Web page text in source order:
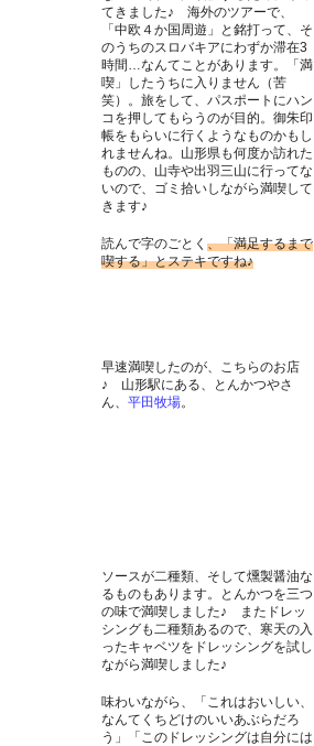
てきました♪ 海外のツアーで、
「中欧４か国周遊」と銘打って、そ
のうちのスロバキアにわずか滞在3
時間…なんてことがあります。「満
喫」したうちに入りません（苦
笑）。旅をして、パスポートにハン
コを押してもらうのが目的。御朱印
帳をもらいに行くようなものかもし
れませんね。山形県も何度か訪れた
ものの、山寺や出羽三山に行ってな
いので、ゴミ拾いしながら満喫して
きます♪
読んで字のごとく 、「満足するまで
喫する」とステキですね♪
早速満喫したのが、こちらのお店
♪ 山形駅にある、とんかつやさ
ん、 平田牧場。
ソースが二種類、そして燻製醤油な
るものもあります。とんかつを三つ
の味で満喫しました♪ またドレッ
シングも二種類あるので、寒天の入
ったキャベツをドレッシングを試し
ながら満喫しました♪
味わいながら、「これはおいしい、
なんてくちどけのいいあぶらだろ
う」「このドレッシングは自分には